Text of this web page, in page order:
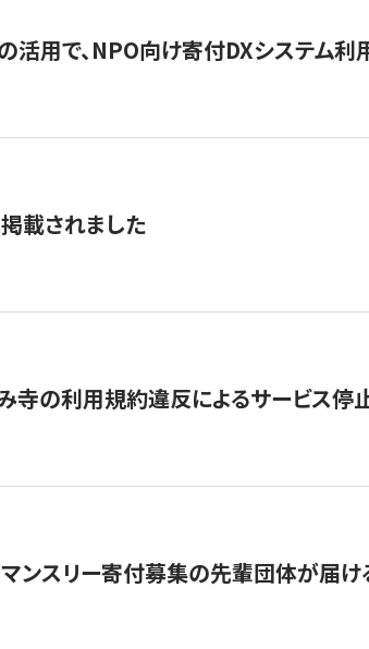
活用で、NPO向け寄付DXシステム
載されました
寺の利用規約違反によるサービス停
ンスリー寄付募集の先輩団体が届